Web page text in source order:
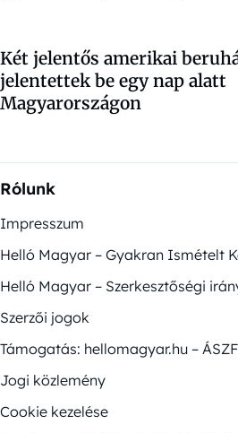
Két jelentős amerikai
jelentettek be egy nap alatt
Magyarországon
Rólunk
Impresszum
Helló Magyar – Gyakran Ismételt
Helló Magyar – Szerkesztőségi
Szerzői jogok
Támogatás: hellomagyar.hu – ÁSZF
Jogi közlemény
Cookie kezelése